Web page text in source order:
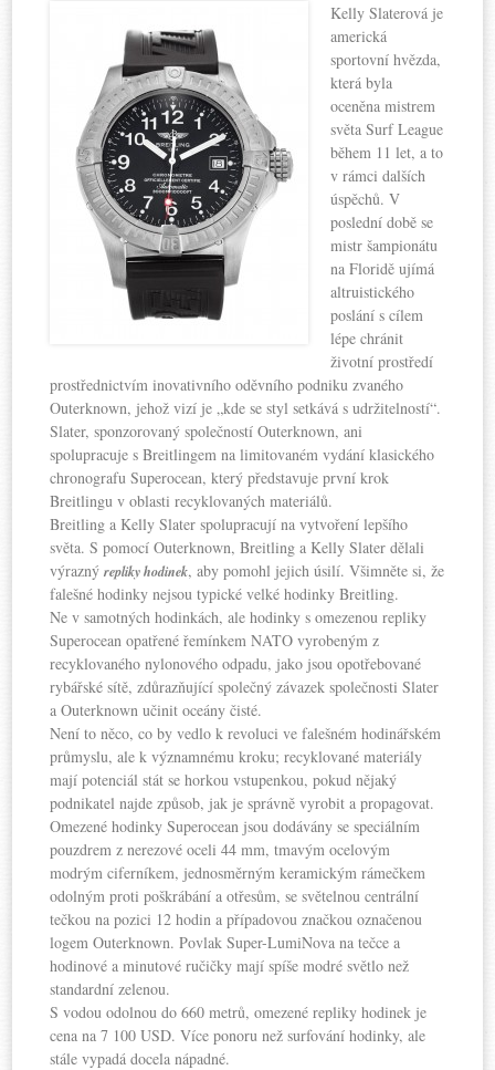
Kelly Slaterová je
americká
sportovní hvězda,
která byla
oceněna mistrem
světa Surf League
během 11 let, a to
v rámci dalších
úspěchů. V
poslední době se
mistr šampionátu
na Floridě ujímá
altruistického
poslání s cílem
lépe chránit
životní prostředí
prostřednictvím inovativního oděvního podniku zvaného
Outerknown, jehož vizí je „kde se styl setkává s udržitelností“.
Slater, sponzorovaný společností Outerknown, ani
spolupracuje s Breitlingem na limitovaném vydání klasického
chronografu Superocean, který představuje první krok
Breitlingu v oblasti recyklovaných materiálů.
Breitling a Kelly Slater spolupracují na vytvoření lepšího
světa. S pomocí Outerknown, Breitling a Kelly Slater dělali
výraznýrepliky hodinek, aby pomohl jejich úsilí. Všimněte si, že
falešné hodinky nejsou typické velké hodinky Breitling.
Ne v samotných hodinkách, ale hodinky s omezenou repliky
Superocean opatřené řemínkem NATO vyrobeným z
recyklovaného nylonového odpadu, jako jsou opotřebované
rybářské sítě, zdůrazňující společný závazek společnosti Slater
a Outerknown učinit oceány čisté.
Není to něco, co by vedlo k revoluci ve falešném hodinářském
průmyslu, ale k významnému kroku; recyklované materiály
mají potenciál stát se horkou vstupenkou, pokud nějaký
podnikatel najde způsob, jak je správně vyrobit a propagovat.
Omezené hodinky Superocean jsou dodávány se speciálním
pouzdrem z nerezové oceli 44 mm, tmavým ocelovým
modrým ciferníkem, jednosměrným keramickým rámečkem
odolným proti poškrábání a otřesům, se světelnou centrální
tečkou na pozici 12 hodin a případovou značkou označenou
logem Outerknown. Povlak Super-LumiNova na tečce a
hodinové a minutové ručičky mají spíše modré světlo než
standardní zelenou.
S vodou odolnou do 660 metrů, omezené repliky hodinek je
cena na 7 100 USD. Více ponoru než surfování hodinky, ale
stále vypadá docela nápadné.